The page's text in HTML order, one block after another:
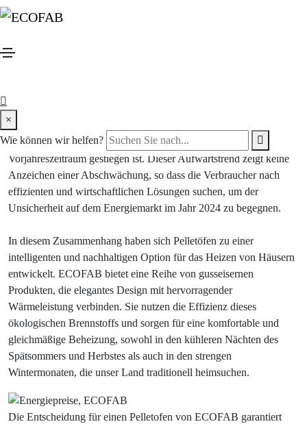
×
Wie können wir helfen?
Wappnen Sie sich gegen
Während wir die Wärme des Sommers genießen und die
Energiepreise. Seit Januar dieses Jahres haben wir eine stetige
Eskalation der Energiekosten erlebt, wobei der Strompreis bis Juni
letzten Jahres um schwindelerregende 25,9% im Vergleich zum
Vorjahreszeitraum gestiegen ist. Dieser Aufwärtstrend zeigt keine
Anzeichen einer Abschwächung, so dass die Verbraucher nach
effizienten und wirtschaftlichen Lösungen suchen, um der
Unsicherheit auf dem Energiemarkt im Jahr 2024 zu begegnen.
In diesem Zusammenhang haben sich Pelletöfen zu einer
intelligenten und nachhaltigen Option für das Heizen von Häusern
entwickelt. ECOFAB bietet eine Reihe von gusseisernen
Produkten, die elegantes Design mit hervorragender
Wärmeleistung verbinden. Sie nutzen die Effizienz dieses
ökologischen Brennstoffs und sorgen für eine komfortable und
gleichmäßige Beheizung, sowohl in den kühleren Nächten des
Spätsommers und Herbstes als auch in den strengen
Wintermonaten, die unser Land traditionell heimsuchen.
Die Entscheidung für einen Pelletofen von ECOFAB garantiert